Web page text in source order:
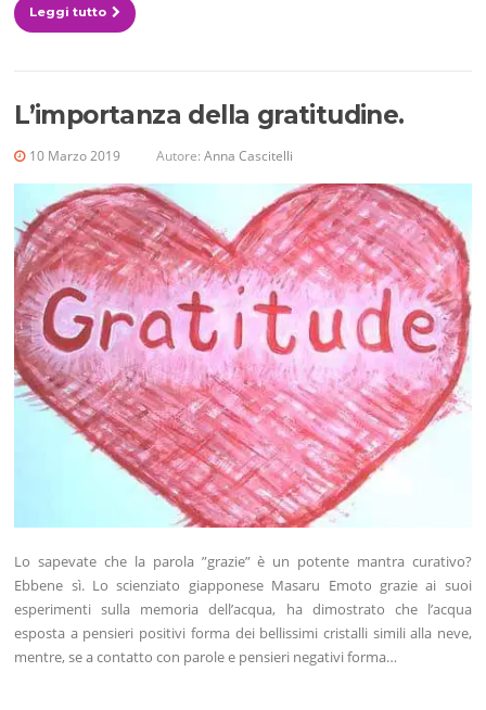
Leggi tutto
L’importanza della gratitudine.
10 Marzo 2019 Autore:Anna Cascitelli
Lo sapevate che la parola ”grazie” è un potente mantra curativo?
Ebbene sì. Lo scienziato giapponese Masaru Emoto grazie ai suoi
esperimenti sulla memoria dell’acqua, ha dimostrato che l’acqua
esposta a pensieri positivi forma dei bellissimi cristalli simili alla neve,
mentre, se a contatto con parole e pensieri negativi forma…